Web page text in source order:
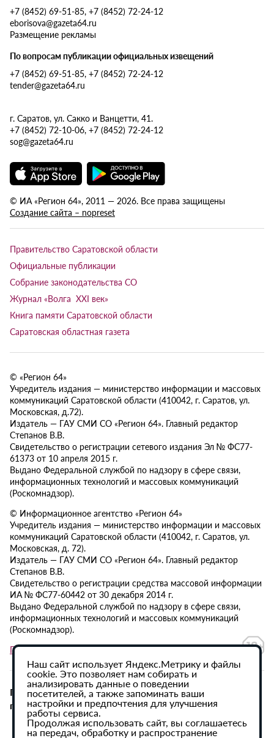
+7 (8452) 69-51-85, +7 (8452) 72-24-12
eborisova@gazeta64.ru
Размещение рекламы
По вопросам публикации официальных извещений
+7 (8452) 69-51-85, +7 (8452) 72-24-12
tender@gazeta64.ru
г. Саратов, ул. Сакко и Ванцетти, 41.
+7 (8452) 72-10-06, +7 (8452) 72-24-12
sog@gazeta64.ru
© ИА «Регион 64», 2011 — 2026. Все права защищены
Создание сайта – nopreset
Правительство Саратовской области
Официальные публикации
Собрание законодательства СО
Журнал «Волга XXI век»
Книга памяти Саратовской области
Саратовская областная газета
© «Регион 64»
Учредитель издания — министерство информации и массовых
коммуникаций Саратовской области (410042, г. Саратов, ул.
Московская, д.72).
Издатель — ГАУ СМИ СО «Регион 64». Главный редактор
Степанов В.В.
Свидетельство о регистрации сетевого издания Эл № ФС77-
61373 от 10 апреля 2015 г.
Выдано Федеральной службой по надзору в сфере связи,
информационных технологий и массовых коммуникаций
(Роскомнадзор).
© Информационное агентство «Регион 64»
Учредитель издания — министерство информации и массовых
коммуникаций Саратовской области (410042, г. Саратов, ул.
Московская, д. 72).
Издатель — ГАУ СМИ СО «Регион 64». Главный редактор
Степанов В.В.
Свидетельство о регистрации средства массовой информации
ИА № ФС77-60442 от 30 декабря 2014 г.
Выдано Федеральной службой по надзору в сфере связи,
информационных технологий и массовых коммуникаций
(Роскомнадзор).
Политика в отношении обработки персональных данных
При использовании материалов сайта активная
гиперссылка на ИА «Регион 64» обязательна.
Наш сайт использует Яндекс.Метрику и файлы
cookie. Это позволяет нам собирать и
анализировать данные о поведении
посетителей, а также запоминать ваши
настройки и предпочтения для улучшения
работы сервиса.
Продолжая использовать сайт, вы соглашаетесь
на передач, обработку и распространение